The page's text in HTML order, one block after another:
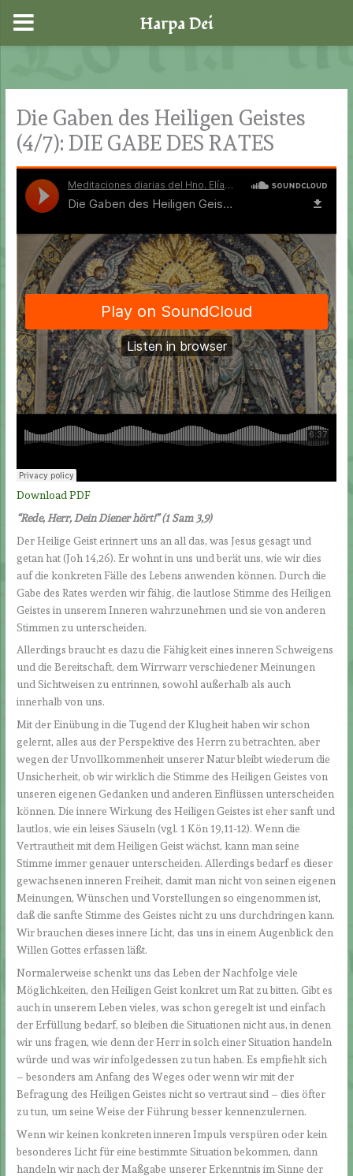
springen
Die Gaben des Heiligen Geistes
(4/7): DIE GABE DES RATES
Download PDF
“Rede, Herr, Dein Diener hört!”(1 Sam 3,9)
Der Heilige Geist erinnert uns an all das, was Jesus gesagt und
getan hat (Joh 14,26). Er wohnt in uns und berät uns, wie wir dies
auf die konkreten Fälle des Lebens anwenden können. Durch die
Gabe des Rates werden wir fähig, die lautlose Stimme des Heiligen
Geistes in unserem Inneren wahrzunehmen und sie von anderen
Stimmen zu unterscheiden.
Allerdings braucht es dazu die Fähigkeit eines inneren Schweigens
und die Bereitschaft, dem Wirrwarr verschiedener Meinungen
und Sichtweisen zu entrinnen, sowohl außerhalb als auch
innerhalb von uns.
Mit der Einübung in die Tugend der Klugheit haben wir schon
gelernt, alles aus der Perspektive des Herrn zu betrachten, aber
wegen der Unvollkommenheit unserer Natur bleibt wiederum die
Unsicherheit, ob wir wirklich die Stimme des Heiligen Geistes von
unseren eigenen Gedanken und anderen Einflüssen unterscheiden
können. Die innere Wirkung des Heiligen Geistes ist eher sanft und
lautlos, wie ein leises Säuseln (vgl. 1 Kön 19,11-12). Wenn die
Vertrautheit mit dem Heiligen Geist wächst, kann man seine
Stimme immer genauer unterscheiden. Allerdings bedarf es dieser
gewachsenen inneren Freiheit, damit man nicht von seinen eigenen
Meinungen, Wünschen und Vorstellungen so eingenommen ist,
daß die sanfte Stimme des Geistes nicht zu uns durchdringen kann.
Wir brauchen dieses innere Licht, das uns in einem Augenblick den
Willen Gottes erfassen läßt.
Normalerweise schenkt uns das Leben der Nachfolge viele
Möglichkeiten, den Heiligen Geist konkret um Rat zu bitten. Gibt es
auch in unserem Leben vieles, was schon geregelt ist und einfach
der Erfüllung bedarf, so bleiben die Situationen nicht aus, in denen
wir uns fragen, wie denn der Herr in solch einer Situation handeln
würde und was wir infolgedessen zu tun haben. Es empfiehlt sich
– besonders am Anfang des Weges oder wenn wir mit der
Befragung des Heiligen Geistes nicht so vertraut sind – dies öfter
zu tun, um seine Weise der Führung besser kennenzulernen.
Wenn wir keinen konkreten inneren Impuls verspüren oder kein
besonderes Licht für eine bestimmte Situation bekommen, dann
handeln wir nach der Maßgabe unserer Erkenntnis im Sinne der
Harpa Dei